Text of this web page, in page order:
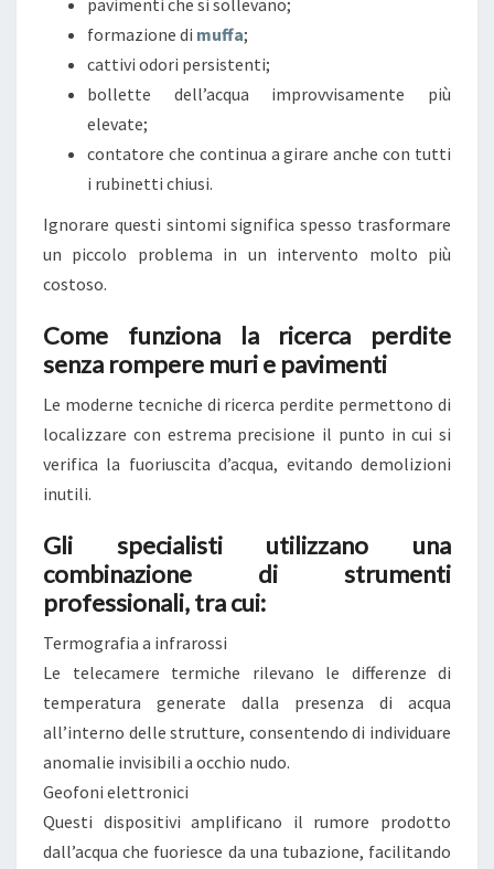
A
E
I
P
M
A
M
pavimenti che si sollevano;
formazione di muffa;
cattivi odori persistenti;
bollette dell’acqua improvvisamente più
elevate;
contatore che continua a girare anche con tutti
i rubinetti chiusi.
Ignorare questi sintomi significa spesso trasformare
un piccolo problema in un intervento molto più
costoso.
Come funziona la ricerca perdite
senza rompere muri e pavimenti
Le moderne tecniche di ricerca perdite permettono di
localizzare con estrema precisione il punto in cui si
verifica la fuoriuscita d’acqua, evitando demolizioni
inutili.
Gli specialisti utilizzano una
combinazione di strumenti
professionali, tra cui:
Termografia a infrarossi
Le telecamere termiche rilevano le differenze di
temperatura generate dalla presenza di acqua
all’interno delle strutture, consentendo di individuare
anomalie invisibili a occhio nudo.
Geofoni elettronici
Questi dispositivi amplificano il rumore prodotto
dall’acqua che fuoriesce da una tubazione, facilitando